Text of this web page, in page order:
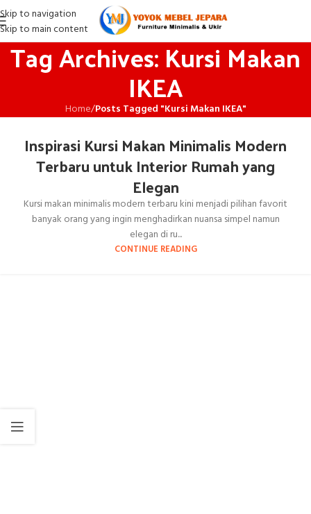
Skip to navigation
Skip to main content
Tag Archives: Kursi Makan
IKEA
Home/Posts Tagged "Kursi Makan IKEA"
Inspirasi Kursi Makan Minimalis Modern
Terbaru untuk Interior Rumah yang
Elegan
Kursi makan minimalis modern terbaru kini menjadi pilihan favorit
banyak orang yang ingin menghadirkan nuansa simpel namun
elegan di ru...
CONTINUE READING